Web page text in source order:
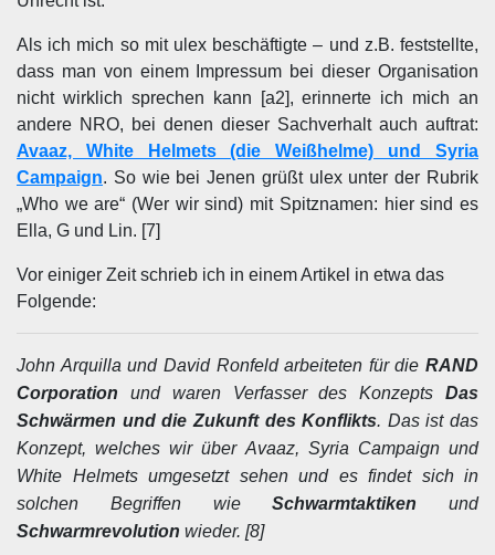
Als ich mich so mit ulex beschäftigte – und z.B. feststellte,
dass man von einem Impressum bei dieser Organisation
nicht wirklich sprechen kann [a2], erinnerte ich mich an
andere NRO, bei denen dieser Sachverhalt auch auftrat:
Avaaz, White Helmets (die Weißhelme) und Syria
Campaign. So wie bei Jenen grüßt ulex unter der Rubrik
„Who we are“ (Wer wir sind) mit Spitznamen: hier sind es
Ella, G und Lin. [7]
Vor einiger Zeit schrieb ich in einem Artikel in etwa das
Folgende:
John Arquilla und David Ronfeld arbeiteten für die RAND
Corporation und waren Verfasser des Konzepts Das
Schwärmen und die Zukunft des Konflikts. Das ist das
Konzept, welches wir über Avaaz, Syria Campaign und
White Helmets umgesetzt sehen und es findet sich in
solchen Begriffen wieSchwarmtaktiken und
Schwarmrevolution wieder. [8]